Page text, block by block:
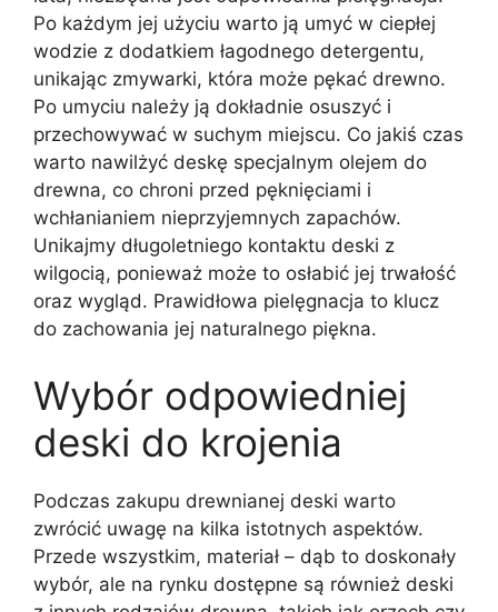
Po każdym jej użyciu warto ją umyć w ciepłej
wodzie z dodatkiem łagodnego detergentu,
unikając zmywarki, która może pękać drewno.
Po umyciu należy ją dokładnie osuszyć i
przechowywać w suchym miejscu. Co jakiś czas
warto nawilżyć deskę specjalnym olejem do
drewna, co chroni przed pęknięciami i
wchłanianiem nieprzyjemnych zapachów.
Unikajmy długoletniego kontaktu deski z
wilgocią, ponieważ może to osłabić jej trwałość
oraz wygląd. Prawidłowa pielęgnacja to klucz
do zachowania jej naturalnego piękna.
Wybór odpowiedniej
deski do krojenia
Podczas zakupu drewnianej deski warto
zwrócić uwagę na kilka istotnych aspektów.
Przede wszystkim, materiał – dąb to doskonały
wybór, ale na rynku dostępne są również deski